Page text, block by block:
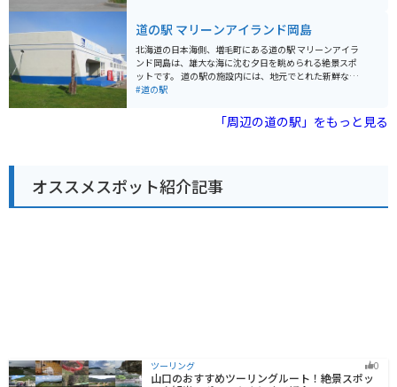
産品である「仁宇布羊羹」などが販売されています。 ま
た、レストランでは、地元の食材をふんだんに使った料
理を楽しむことができます。バイクで訪れる際は、広々
とした駐車場があるので安心です。周辺の観光情報も入
手できるので、ツーリングの拠点としても最適です。
道の駅 マリーンアイランド岡島
北海道の日本海側、増毛町にある道の駅 マリーンアイラ
ンド岡島は、雄大な海に沈む夕日を眺められる絶景スポ
ットです。 道の駅の施設内には、地元でとれた新鮮な魚
介類を販売する直売所や、地元食材を使った料理が楽し
な甘エビは絶品で、お土産にもおすすめです。 バイクで
訪れる場合、道の駅には広々とした駐車場が完備されて
オロロンラインを走ると、爽快なツーリングを楽しむこ
とができます。 増毛町は、かつてニシン漁で栄えた歴史
があり、ノスタルジックな街並みが魅力です。
#道の駅
「周辺の道の駅」をもっと見る
オススメスポット紹介記事
ツーリング 0
山口のおすすめツーリングルート！絶景スポッ